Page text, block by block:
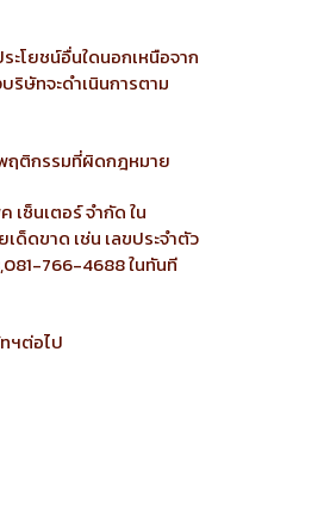
โยชน์อื่นใดนอกเหนือจาก
ษัทจะดำเนินการตาม
ฤติกรรมที่ผิดกฎหมาย
ซ็นเตอร์ จำกัด ใน
ด็ดขาด เช่น เลขประจำตัว
766-4688 ในทันที
ฯต่อไป